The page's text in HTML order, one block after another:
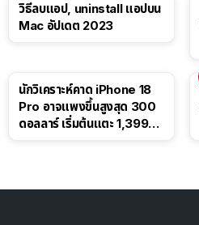
วิธีลบแอป, uninstall แอปบน
Mac อัปเดต 2023
นักวิเคราะห์คาด iPhone 18
Pro อาจแพงขึ้นสูงสุด 300
ดอลลาร์ เริ่มต้นแตะ 1,399